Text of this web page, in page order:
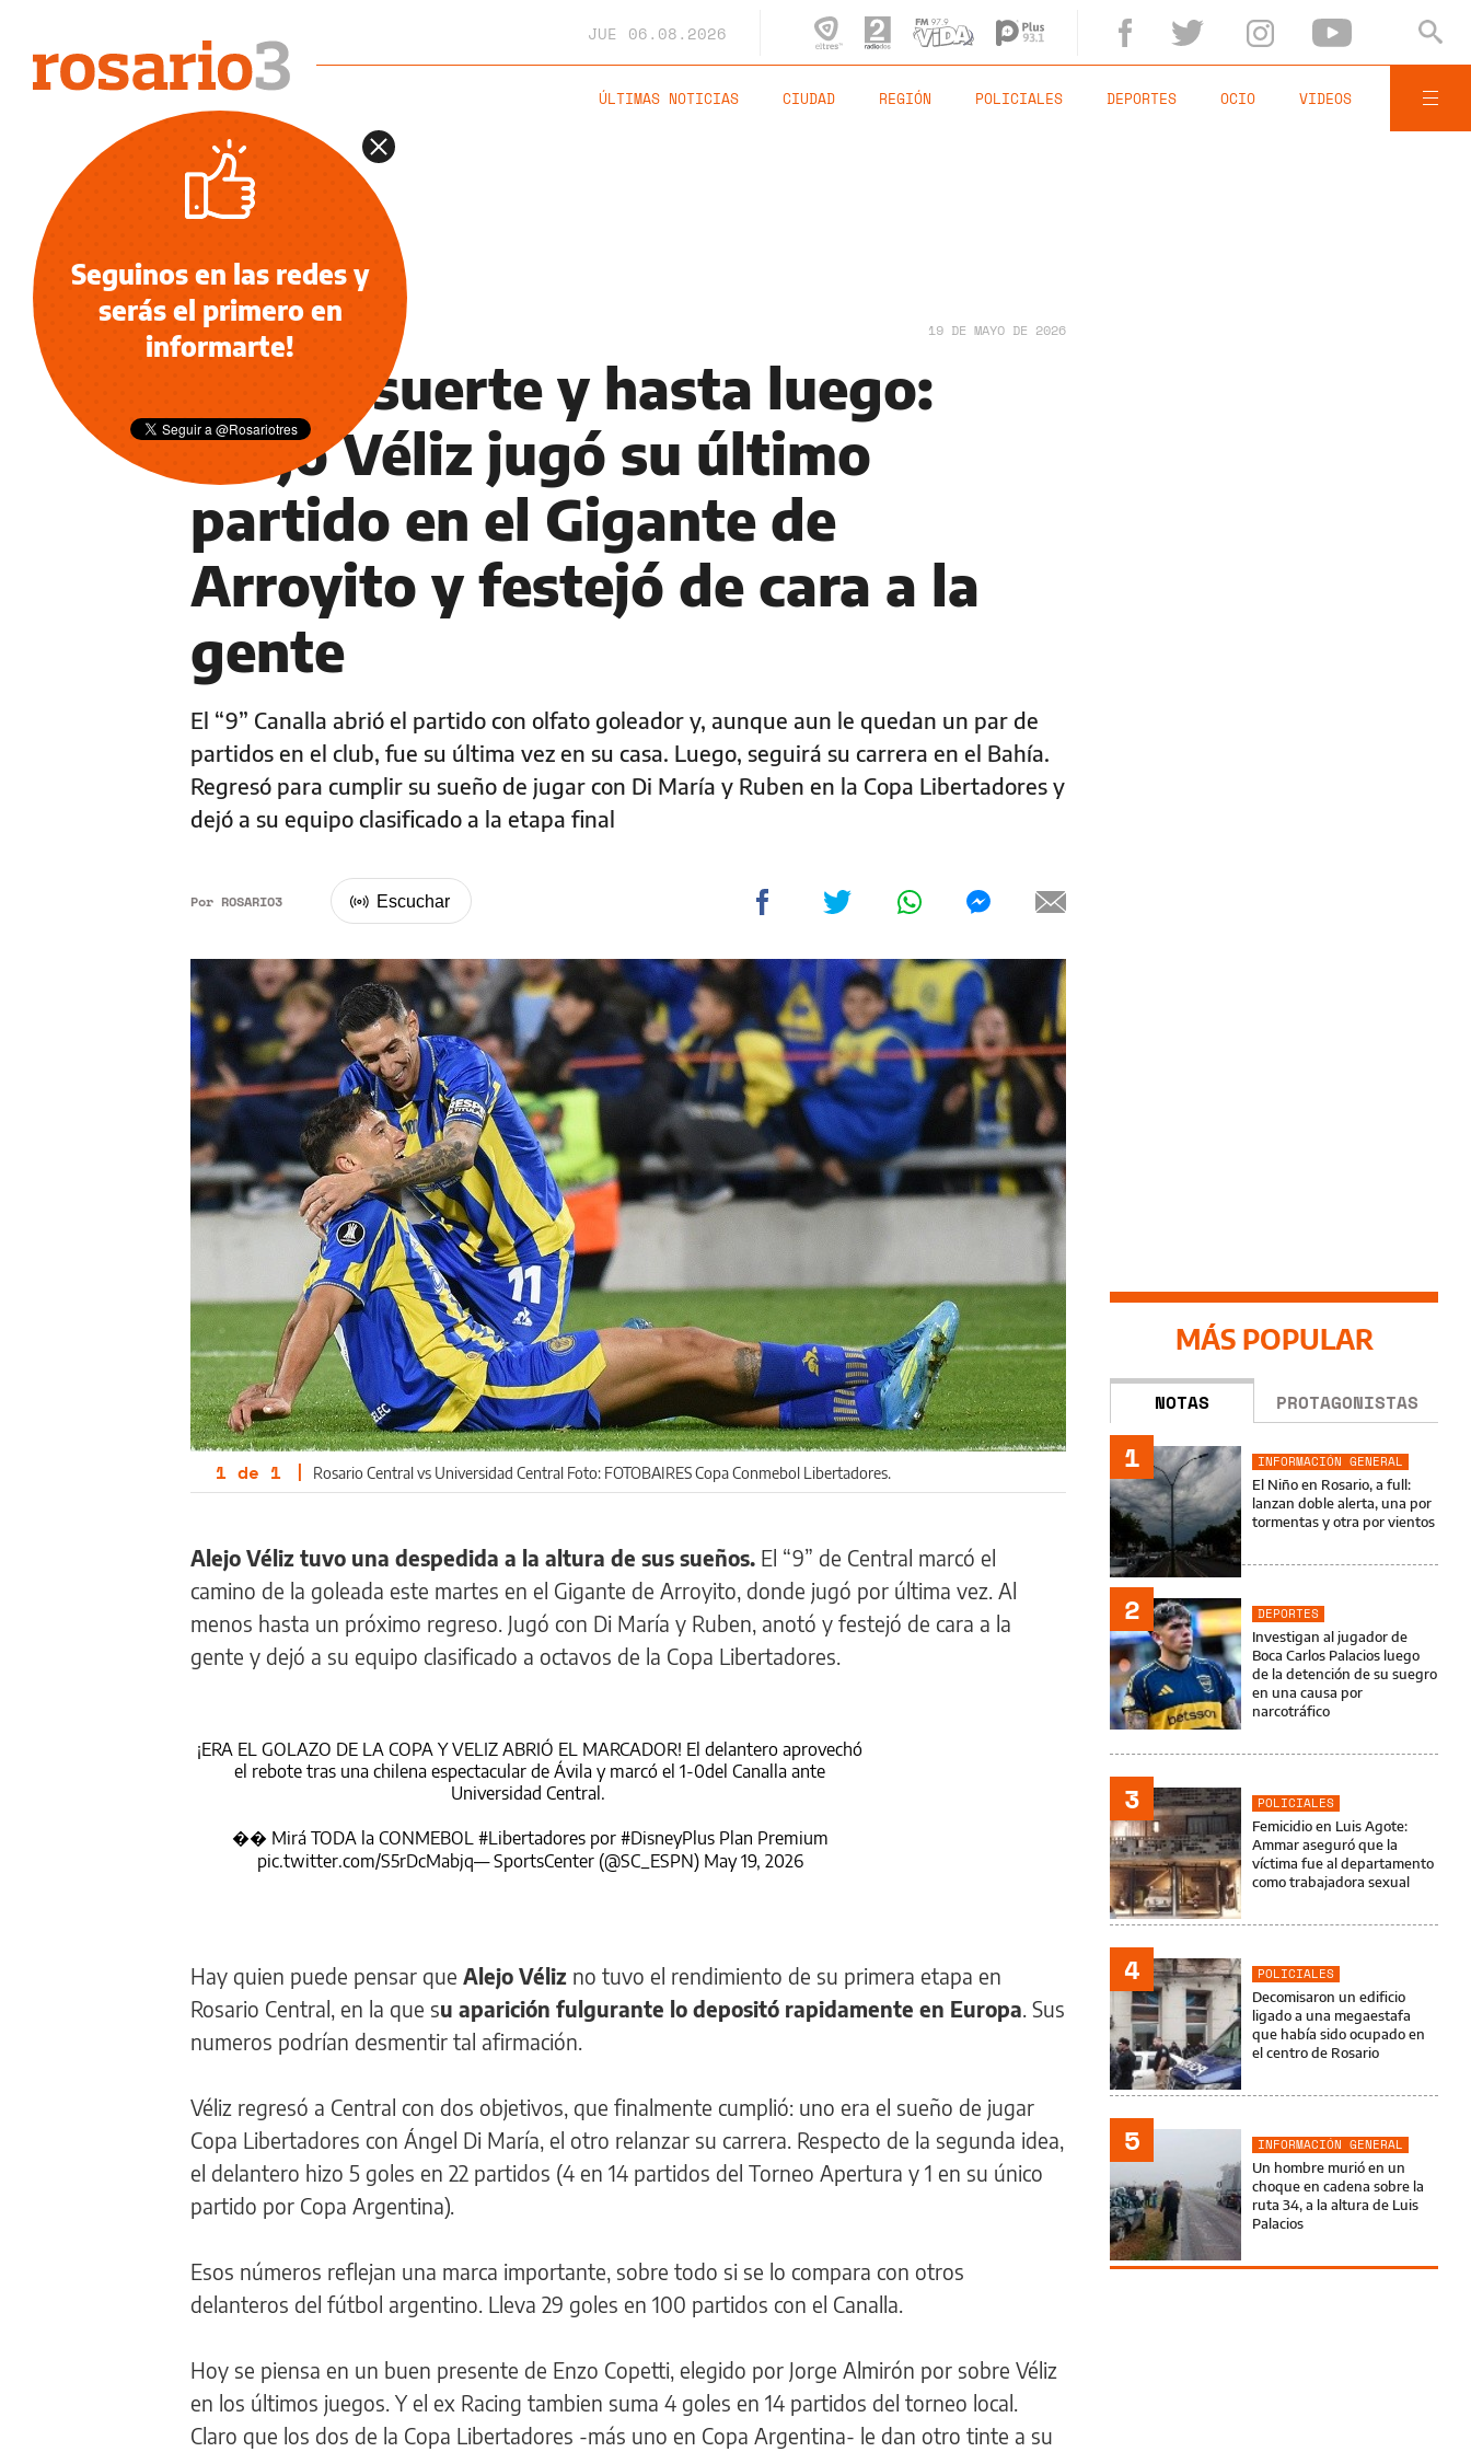
JUE 06.08.2026
ÚLTIMAS NOTICIAS CIUDAD REGIÓN POLICIALES DEPORTES OCIO VIDEOS
DEPORTES 19 DE MAYO DE 2026
Buena suerte y hasta luego:
Alejo Véliz jugó su último
partido en el Gigante de
Arroyito y festejó de cara a la
gente
El “9” Canalla abrió el partido con olfato goleador y, aunque aun le quedan un par de
partidos en el club, fue su última vez en su casa. Luego, seguirá su carrera en el Bahía.
Regresó para cumplir su sueño de jugar con Di María y Ruben en la Copa Libertadores y
dejó a su equipo clasificado a la etapa final
Por ROSARIO3
1 de 1 | Rosario Central vs Universidad Central Foto: FOTOBAIRES Copa Conmebol Libertadores.
Alejo Véliz tuvo una despedida a la altura de sus sueños. El “9” de Central marcó el
camino de la goleada este martes en el Gigante de Arroyito, donde jugó por última vez. Al
menos hasta un próximo regreso. Jugó con Di María y Ruben, anotó y festejó de cara a la
gente y dejó a su equipo clasificado a octavos de la Copa Libertadores.
¡ERA EL GOLAZO DE LA COPA Y VELIZ ABRIÓ EL MARCADOR! El delantero aprovechó
el rebote tras una chilena espectacular de Ávila y marcó el 1-0del Canalla ante
Universidad Central.
�� Mirá TODA la CONMEBOL #Libertadorespor #DisneyPlusPlan Premium
pic.twitter.com/S5rDcMabjq— SportsCenter (@SC_ESPN) May 19, 2026
Hay quien puede pensar que Alejo Véliz no tuvo el rendimiento de su primera etapa en
Rosario Central, en la que su aparición fulgurante lo depositó rapidamente en Europa. Sus
numeros podrían desmentir tal afirmación.
Véliz regresó a Central con dos objetivos, que finalmente cumplió: uno era el sueño de jugar
Copa Libertadores con Ángel Di María, el otro relanzar su carrera. Respecto de la segunda idea,
el delantero hizo 5 goles en 22 partidos (4 en 14 partidos del Torneo Apertura y 1 en su único
partido por Copa Argentina).
Esos números reflejan una marca importante, sobre todo si se lo compara con otros
delanteros del fútbol argentino. Lleva 29 goles en 100 partidos con el Canalla.
Hoy se piensa en un buen presente de Enzo Copetti, elegido por Jorge Almirón por sobre Véliz
en los últimos juegos. Y el ex Racing tambien suma 4 goles en 14 partidos del torneo local.
Claro que los dos de la Copa Libertadores -más uno en Copa Argentina- le dan otro tinte a su
MÁS POPULAR
NOTAS PROTAGONISTAS
1
INFORMACIÓN GENERAL
El Niño en Rosario, a full:
lanzan doble alerta, una por
tormentas y otra por vientos
2
DEPORTES
Investigan al jugador de
Boca Carlos Palacios luego
de la detención de su suegro
en una causa por
narcotráfico
3
POLICIALES
Femicidio en Luis Agote:
Ammar aseguró que la
víctima fue al departamento
como trabajadora sexual
4
POLICIALES
Decomisaron un edificio
ligado a una megaestafa
que había sido ocupado en
el centro de Rosario
5
INFORMACIÓN GENERAL
Un hombre murió en un
choque en cadena sobre la
ruta 34, a la altura de Luis
Palacios
Seguinos en las redes y
serás el primero en
informarte!